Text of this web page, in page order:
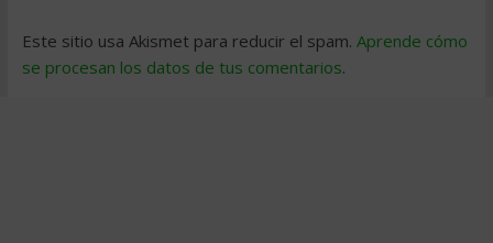
Este sitio usa Akismet para reducir el spam. Aprende cómo
se procesan los datos de tus comentarios.